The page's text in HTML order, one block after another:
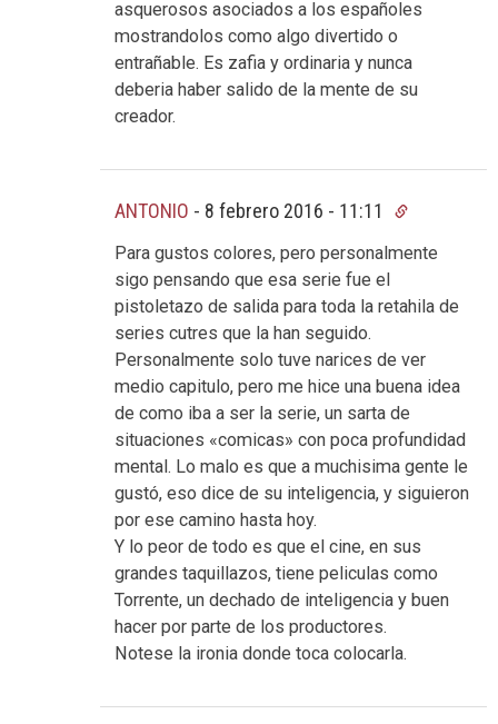
asquerosos asociados a los españoles
mostrandolos como algo divertido o
entrañable. Es zafia y ordinaria y nunca
deberia haber salido de la mente de su
creador.
ANTONIO - 8 febrero 2016 - 11:11
Para gustos colores, pero personalmente
sigo pensando que esa serie fue el
pistoletazo de salida para toda la retahila de
series cutres que la han seguido.
Personalmente solo tuve narices de ver
medio capitulo, pero me hice una buena idea
de como iba a ser la serie, un sarta de
situaciones «comicas» con poca profundidad
mental. Lo malo es que a muchisima gente le
gustó, eso dice de su inteligencia, y siguieron
por ese camino hasta hoy.
Y lo peor de todo es que el cine, en sus
grandes taquillazos, tiene peliculas como
Torrente, un dechado de inteligencia y buen
hacer por parte de los productores.
Notese la ironia donde toca colocarla.